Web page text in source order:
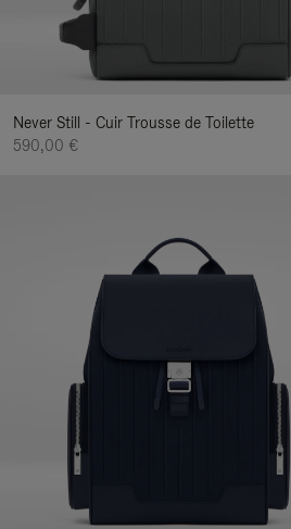
Never Still - Cuir Trousse de Toilette
590,00 €